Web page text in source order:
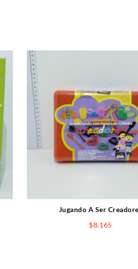
Jugando A Ser
$8.165